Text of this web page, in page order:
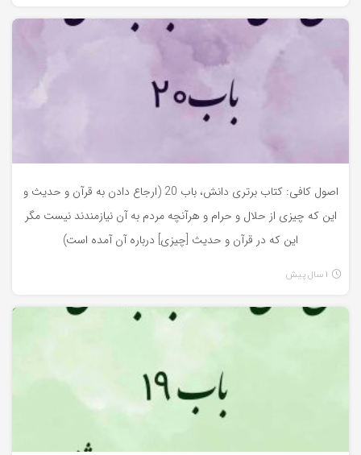
اصول کافی: کتاب برتری دانش، باب 20 (ارجاع دادن به قرآن و حدیث و
این که چیزی از حلال و حرام و هرآنچه مردم به آن نیازمندند نیست مگر
این که در قرآن و حدیث [چیزی] درباره آن آمده است)
1 سال پیش